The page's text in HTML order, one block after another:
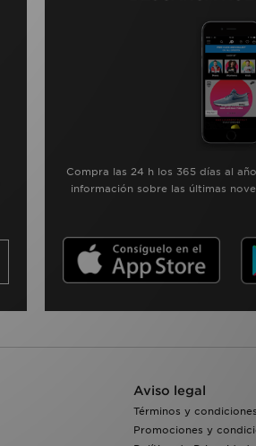
Compra las 24 h los 365 días al
información sobre las últimas
Aviso legal
Términos y condiciones
Promociones y